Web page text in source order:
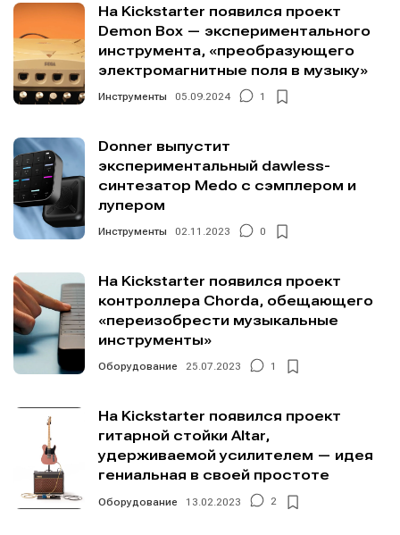
На Kickstarter появился проект
Demon Box — экспериментального
инструмента, «преобразующего
электромагнитные поля в музыку»
Инструменты 05.09.2024 1
Donner выпустит
экспериментальный dawless-
синтезатор Medo с сэмплером и
лупером
Инструменты 02.11.2023 0
На Kickstarter появился проект
контроллера Chorda, обещающего
«переизобрести музыкальные
инструменты»
Оборудование 25.07.2023 1
На Kickstarter появился проект
гитарной стойки Altar,
удерживаемой усилителем — идея
гениальная в своей простоте
Оборудование 13.02.2023 2